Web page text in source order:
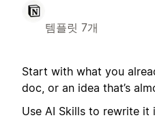
템플릿 7개
Start with what you
doc, or an idea that’s
Use AI Skills to rewrite